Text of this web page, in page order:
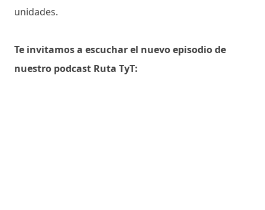
unidades.
Te invitamos a escuchar el nuevo episodio de
nuestro podcast Ruta TyT: